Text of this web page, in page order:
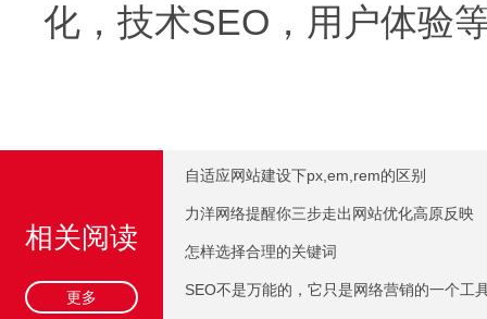
化，技术SEO，用户体验
相关阅读
更多
自适应网站建设下px,em,rem的区别
力洋网络提醒你三步走出网站优化高原反映
怎样选择合理的关键词
SEO不是万能的，它只是网络营销的一个工